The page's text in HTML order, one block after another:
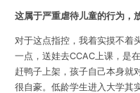
这属于严重虐待儿童的行为，
对于这点指控，我着实摸不着
一点，送娃去CCAC上课，是
赶鸭子上架，孩子自己本身就
很自豪。低龄学生进入大学其